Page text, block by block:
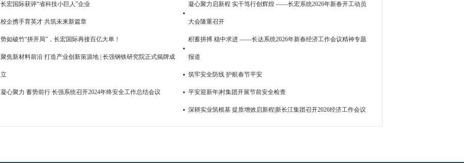
长宏国际获评“省科技小巨人”企业
校企携手育英才 共筑未来新篇章
势如破竹“拼开局”，长宏国际再接百亿大单！
聚焦新材料前沿 打造产业创新策源地 | 长强钢铁研究院正式揭牌成
立
凝心聚力 蓄势前行 长强系统召开2024年终安全工作总结会议
凝心聚力启新程 实干笃行创辉煌 ——长宏系统2026年新春开工动员
大会隆重召开
积蓄拼搏 稳中求进 ——长达系统2026年新春经济工作会议精神专题
报道
筑牢安全防线 护航春节平安
平安迎新年|村集团开展节前安全检查
深耕实业筑根基 提质增效启新程|新长江集团召开2026经济工作会议